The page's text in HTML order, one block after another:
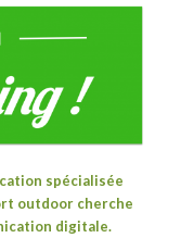
spécialisée
outdoor cherche
digitale.